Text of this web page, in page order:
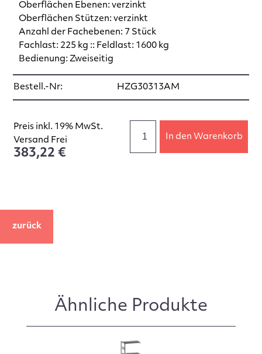
Oberflächen Ebenen: verzinkt
Oberflächen Stützen: verzinkt
Anzahl der Fachebenen: 7 Stück
Fachlast: 225 kg :: Feldlast: 1600 kg
Bedienung: Zweiseitig
Bestell.-Nr: HZG30313AM
Preis inkl. 19% MwSt.
Versand Frei
383,22 €
In den Warenkorb
zurück
Ähnliche Produkte